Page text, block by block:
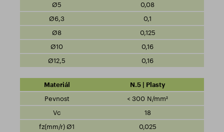
0,08
0,1
0,125
0,16
0,16
N.5 | Plasty
< 300 N/mm²
18
0,025